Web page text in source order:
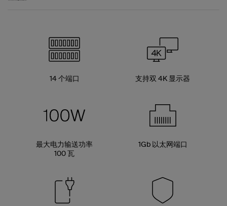
14 个端口 支持双 4K 显示器
最大电力输送功率
100 瓦
1Gb 以太网端口